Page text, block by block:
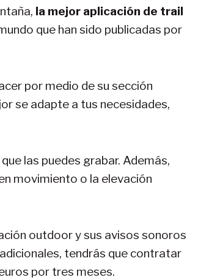
la mejor aplicación de trail
que han sido publicadas por
por medio de su sección
se adapte a tus necesidades,
las puedes grabar. Además,
movimiento o la elevación
outdoor y sus avisos sonoros
tendrás que contratar
por tres meses.